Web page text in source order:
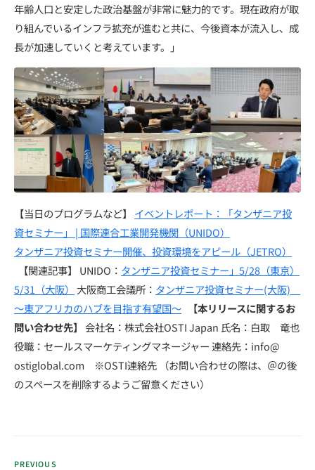
年齢人口と安定した政治基盤が非常に魅力的です。現在政府が取
り組んでいるインフラ拡充が進むと共に、今後資本が流入し、成
長が加速していくと考えています。」
【当日のプログラムなど】 イベントレポート：「タンザニア投
資セミナー」 | 国際連合工業開発機関（UNIDO）
タンザニア投資セミナー開催、投資環境をアピール（JETRO）
【関連記事】 UNIDO： タンザニア投資セミナー」5/28（東京）
5/31（大阪）
大阪商工会議所： タンザニア投資セミナー(大阪)
～東アフリカのハブを目指す有望国～
【本リリースに関するお
問い合わせ先】 会社名：株式会社OSTI Japan 氏名：白取 竜也
役職：セールスマーケティングマネージャー 連絡先：info@
ostiglobal.com ※OSTI連絡先 （お問い合わせの際は、＠の後
のスペースを削除するようご留意ください）
PREVIOUS